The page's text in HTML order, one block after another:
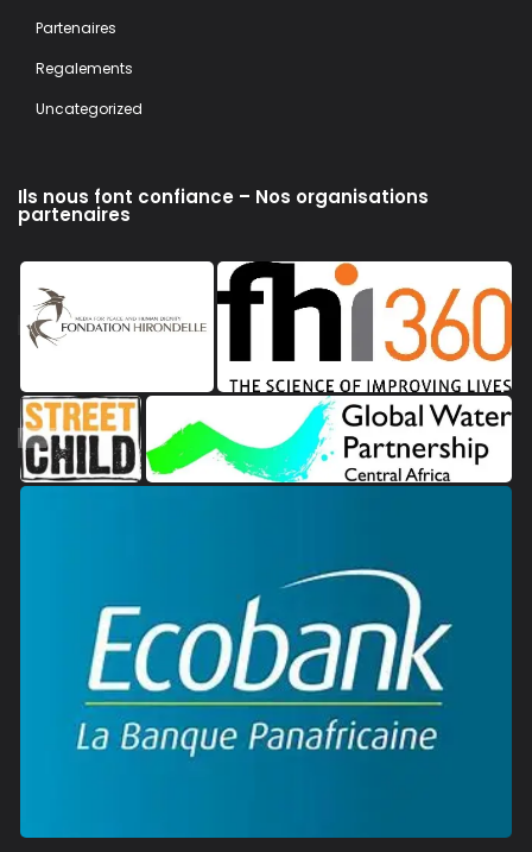
Partenaires
Regalements
Uncategorized
Ils nous font confiance – Nos organisations
partenaires